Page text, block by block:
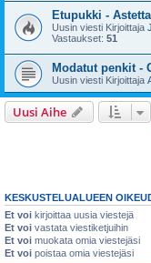
Etupukki -
Uusin viesti Kirjoittaja
Vastaukset: 51
Modatut penkit -
Uusin viesti Kirjoittaja
Uusi Aihe
KESKUSTELUALUEEN
Et voi kirjoittaa uusia viestejä
Et voi vastata viestiketjuihin
Et voi muokata omia viestejäsi
Et voi poistaa omia viestejäsi